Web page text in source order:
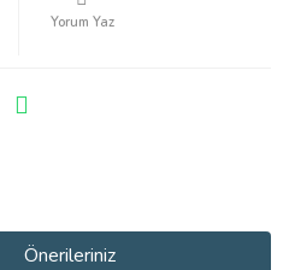
Yorum Yaz
Önerileriniz